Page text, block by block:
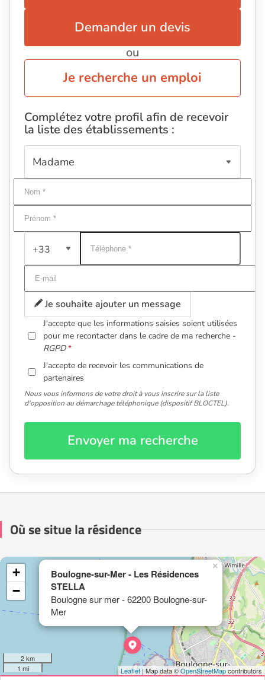
Demander un devis
ou
Je recherche un emploi
Complétez votre profil afin de recevoir
la liste des établissements :
+33
Je souhaite ajouter un message
J'accepte que les informations saisies soient utilisées
pour me recontacter dans le cadre de ma recherche -
RGPD
J'accepte de recevoir les communications de
partenaires
Nous vous informons de votre droit à vous inscrire sur la liste
d'opposition au démarchage téléphonique (dispositif BLOCTEL).
Envoyer ma recherche
Où se situe la résidence
Boulogne-sur-Mer - Les Résidences
STELLA
Boulogne sur mer - 62200 Boulogne-sur-
Mer
×
+
−
2 km
1 mi
Leaflet| Map data ©OpenStreetMapcontributors